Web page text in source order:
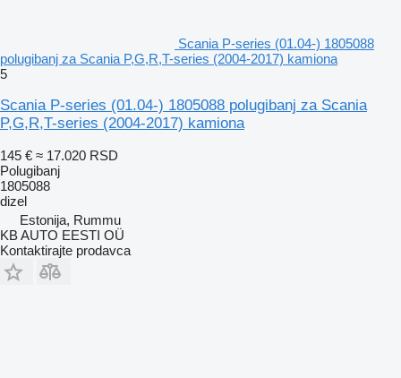
Scania P-series (01.04-) 1805088
polugibanj za Scania P,G,R,T-series (2004-2017) kamiona
5
Scania P-series (01.04-) 1805088 polugibanj za Scania
P,G,R,T-series (2004-2017) kamiona
145 € ≈ 17.020 RSD
Polugibanj
1805088
dizel
Estonija, Rummu
KB AUTO EESTI OÜ
Kontaktirajte prodavca